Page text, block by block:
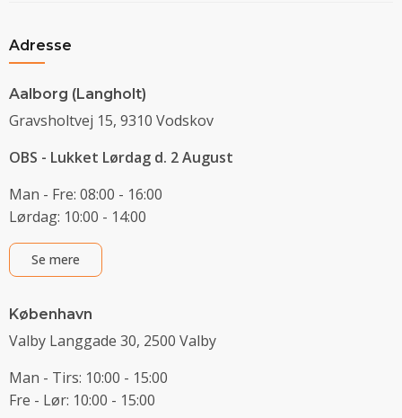
Adresse
Aalborg (Langholt)
Gravsholtvej 15, 9310 Vodskov
OBS - Lukket Lørdag d. 2 August
Man - Fre: 08:00 - 16:00
Lørdag: 10:00 - 14:00
Se mere
København
Valby Langgade 30, 2500 Valby
Man - Tirs: 10:00 - 15:00
Fre - Lør: 10:00 - 15:00